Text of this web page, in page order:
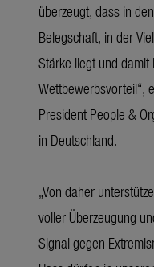
überzeugt, dass in
Belegschaft, in der
Stärke liegt und damit
Wettbewerbsvorteil“,
President People &
in Deutschland.
„Von daher
voller Überzeugung
Signal gegen